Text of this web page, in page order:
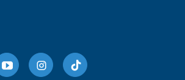
LinkedinYoutubeInstagram